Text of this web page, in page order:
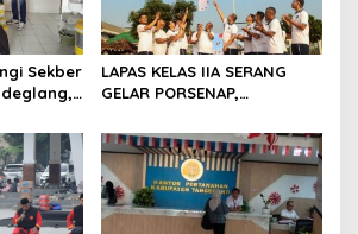
Sekber
LAPAS KELAS IIA SERANG
GELAR PORSENAP,
DAN KEBERSAMAAN